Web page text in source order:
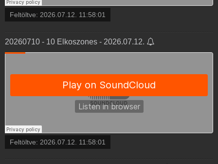
Feltöltve: 2026.07.12. 11:58:01
20260710 - 10 Elkoszones - 2026.07.12.
Feltöltve: 2026.07.12. 11:58:01